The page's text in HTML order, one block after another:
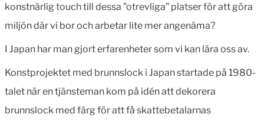
konstnärlig touch till dessa ”otrevliga” platser för att göra
miljön där vi bor och arbetar lite mer angenäma?
I Japan har man gjort erfarenheter som vi kan lära oss av.
Konstprojektet med brunnslock i Japan startade på 1980-
talet när en tjänsteman kom på idén att dekorera
brunnslock med färg för att få skattebetalarnas